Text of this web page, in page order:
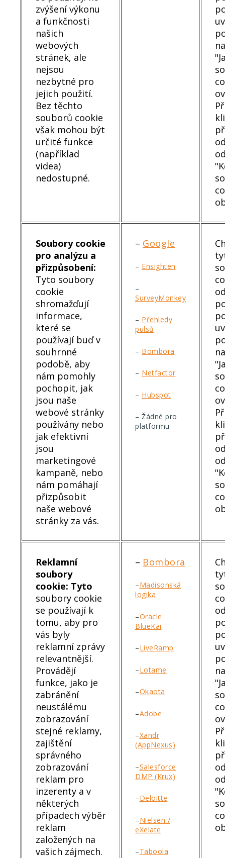
zvýšení výkonu
a funkčnosti
našich
webových
stránek, ale
nejsou
nezbytné pro
jejich použití.
Bez těchto
souborů cookie
však mohou být
určité funkce
(například
videa)
nedostupné.
Soubory cookie
pro analýzu a
přizpůsobení:
Tyto soubory
cookie
shromažďují
informace,
které se
používají buď v
souhrnné
podobě, aby
nám pomohly
pochopit, jak
jsou naše
webové stránky
používány nebo
jak efektivní
jsou
marketingové
kampaně, nebo
nám pomáhají
přizpůsobit
naše webové
stránky za vás.
– Google
– Ensighten
–
SurveyMonkey
– Přehledy
pulsů
– Bombora
– Netfactor
– Hubspot
– Žádné pro
platformu
Reklamní
soubory
cookie: Tyto
soubory cookie
se používají k
tomu, aby pro
vás byly
reklamní zprávy
relevantnější.
Provádějí
funkce, jako je
zabránění
neustálému
zobrazování
stejné reklamy,
zajištění
správného
zobrazování
reklam pro
inzerenty a v
některých
případech výběr
reklam
založených na
vašich zájmech.
– Bombora
–Madisonská
logika
–Oracle
BlueKai
–LiveRamp
–Lotame
–Okaota
–Adobe
–Xandr
(AppNexus)
–Salesforce
DMP (Krux)
–Deloitte
–Nielsen /
eXelate
–Taboola